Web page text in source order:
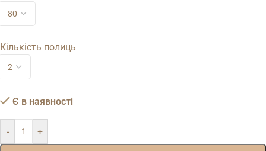
Кількість полиць
Є в наявності
- +